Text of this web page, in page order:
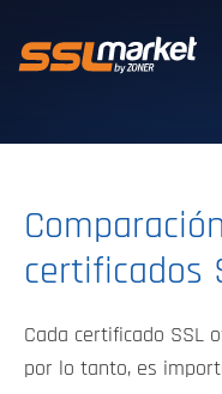
certificados
Cada certificado SSL
por lo tanto, es